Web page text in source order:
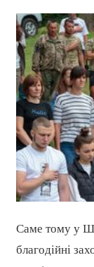
Саме тому у
благодійні